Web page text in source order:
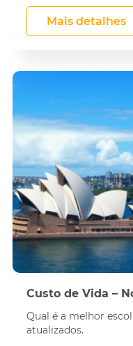
Mais detalhes
Custo de Vida –
Qual é a melhor
atualizados.